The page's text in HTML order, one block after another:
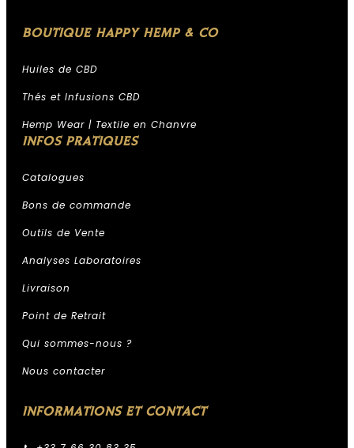
BOUTIQUE HAPPY HEMP & CO
Huiles de CBD
Thés et Infusions CBD
Hemp Wear | Textile en Chanvre
INFOS PRATIQUES
Catalogues
Bons de commande
Outils de Vente
Analyses Laboratoires
Livraison
Point de Retrait
Qui sommes-nous ?
Nous contacter
INFORMATIONS ET CONTACT